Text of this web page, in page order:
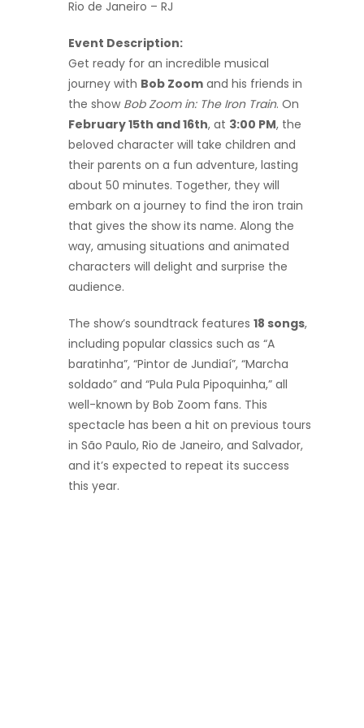
Rio de Janeiro – RJ
Event Description:
Get ready for an incredible musical
journey with Bob Zoom and his friends in
the show Bob Zoom in: The Iron Train. On
February 15th and 16th, at 3:00 PM, the
beloved character will take children and
their parents on a fun adventure, lasting
about 50 minutes. Together, they will
embark on a journey to find the iron train
that gives the show its name. Along the
way, amusing situations and animated
characters will delight and surprise the
audience.
The show’s soundtrack features 18 songs,
including popular classics such as “A
baratinha”, “Pintor de Jundiaí”, “Marcha
soldado” and “Pula Pula Pipoquinha,” all
well-known by Bob Zoom fans. This
spectacle has been a hit on previous tours
in São Paulo, Rio de Janeiro, and Salvador,
and it’s expected to repeat its success
this year.